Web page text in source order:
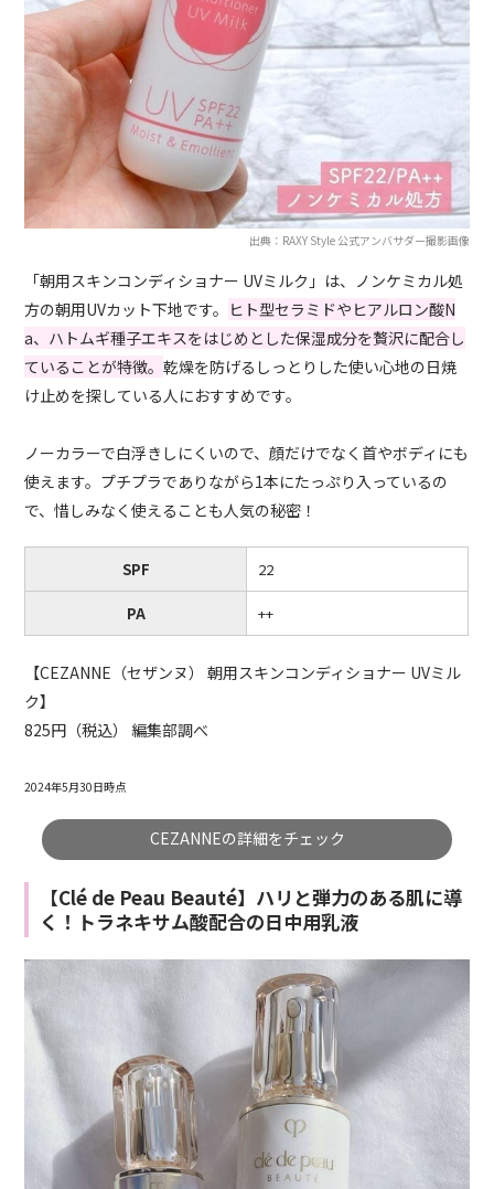
出典：RAXY Style 公式アンバサダー撮影画像
「朝用スキンコンディショナー UVミルク」は、ノンケミカル処
方の朝用UVカット下地です。 ヒト型セラミドやヒアルロン酸N
a、ハトムギ種子エキスをはじめとした保湿成分を贅沢に配合し
ていることが特徴。乾燥を防げるしっとりした使い心地の日焼
け止めを探している人におすすめです。
ノーカラーで白浮きしにくいので、顔だけでなく首やボディにも
使えます。プチプラでありながら1本にたっぷり入っているの
で、惜しみなく使えることも人気の秘密！
SPF 22
PA ++
【CEZANNE（セザンヌ） 朝用スキンコンディショナー UVミル
ク】
825円（税込） 編集部調べ
2024年5月30日時点
CEZANNEの詳細をチェック
【Clé de Peau Beauté】ハリと弾力のある肌に導
く！トラネキサム酸配合の日中用乳液